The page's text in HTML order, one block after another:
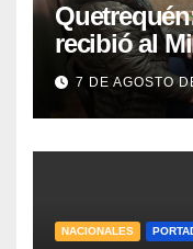
recibió al
Públicas y
Vialidad
Villa
7 DE AGOSTO
NACIONALES